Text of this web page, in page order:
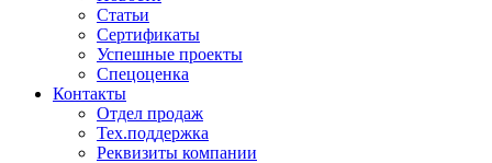
Статьи
Сертификаты
Успешные проекты
Спецоценка
Контакты
Отдел продаж
Тех.поддержка
Реквизиты компании